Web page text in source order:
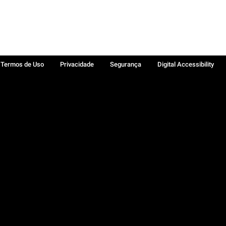
Termos de Uso Privacidade Segurança
Digital Accessibility